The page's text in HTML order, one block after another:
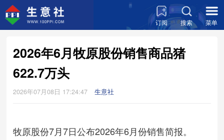
订阅 搜索 菜单
2026年6月牧原股份销售商品猪
622.7万头
2026年07月08日 17:24:47 生意社
牧原股份7月7日公布2026年6月份销售简报。